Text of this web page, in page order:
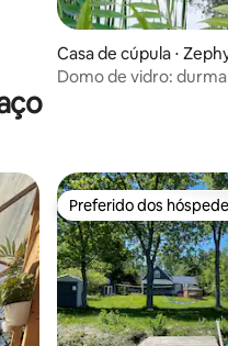
Casa de cúpula ⋅
Domo de vidro:
Preferido dos
Preferido dos